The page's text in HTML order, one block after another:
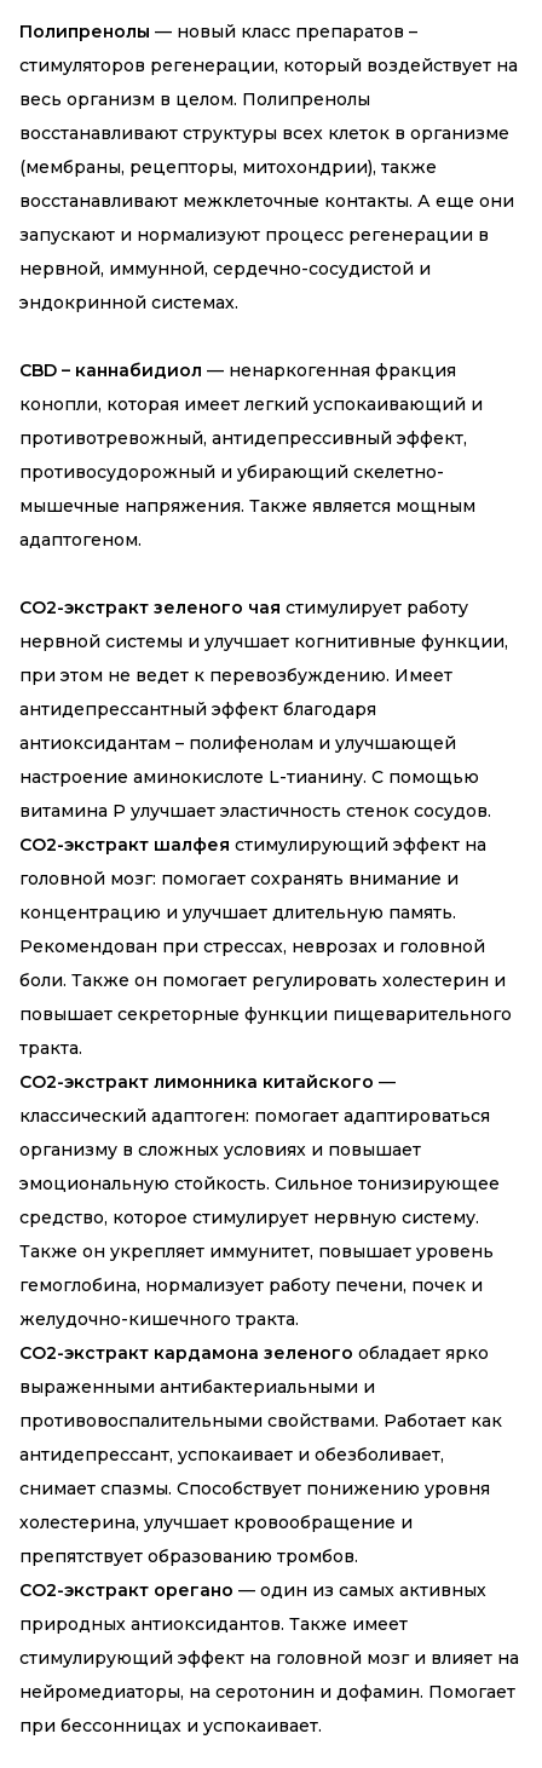
Полипренолы — новый класс препаратов –
стимуляторов регенерации, который воздействует на
весь организм в целом. Полипренолы
восстанавливают структуры всех клеток в организме
(мембраны, рецепторы, митохондрии), также
восстанавливают межклеточные контакты. А еще они
запускают и нормализуют процесс регенерации в
нервной, иммунной, сердечно-сосудистой и
эндокринной системах.
CBD – каннабидиол — ненаркогенная фракция
конопли, которая имеет легкий успокаивающий и
противотревожный, антидепрессивный эффект,
противосудорожный и убирающий скелетно-
мышечные напряжения. Также является мощным
адаптогеном.
CO2-экстракт зеленого чая стимулирует работу
нервной системы и улучшает когнитивные функции,
при этом не ведет к перевозбуждению. Имеет
антидепрессантный эффект благодаря
антиоксидантам – полифенолам и улучшающей
настроение аминокислоте L-тианину. С помощью
витамина Р улучшает эластичность стенок сосудов.
CO2-экстракт шалфея стимулирующий эффект на
головной мозг: помогает сохранять внимание и
концентрацию и улучшает длительную память.
Рекомендован при стрессах, неврозах и головной
боли. Также он помогает регулировать холестерин и
повышает секреторные функции пищеварительного
тракта.
CO2-экстракт лимонника китайского —
классический адаптоген: помогает адаптироваться
организму в сложных условиях и повышает
эмоциональную стойкость. Сильное тонизирующее
средство, которое стимулирует нервную систему.
Также он укрепляет иммунитет, повышает уровень
гемоглобина, нормализует работу печени, почек и
желудочно-кишечного тракта.
CO2-экстракт кардамона зеленого обладает ярко
выраженными антибактериальными и
противовоспалительными свойствами. Работает как
антидепрессант, успокаивает и обезболивает,
снимает спазмы. Способствует понижению уровня
холестерина, улучшает кровообращение и
препятствует образованию тромбов.
CO2-экстракт орегано — один из самых активных
природных антиоксидантов. Также имеет
стимулирующий эффект на головной мозг и влияет на
нейромедиаторы, на серотонин и дофамин. Помогает
при бессонницах и успокаивает.